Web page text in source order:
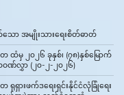
ော အမျိုးသားရေးစိတ်ဓာတ်
ထံမှ ၂၀၂၆ ခုနှစ်၊ (၇၈)နှစ်မြောက်
ဝဏ်လွှာ (၂၀-၂-၂၀၂၆)
ရုရှားဖက်ဒရေးရှင်းနိုင်ငံလုံခြုံရေး